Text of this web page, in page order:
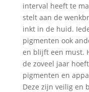
interval heeft te
stelt aan de
inkt in de huid.
pigmenten ook
en blijft een must.
de zoveel jaar
pigmenten en
Deze zijn veilig en